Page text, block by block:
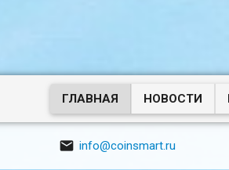
ГЛАВНАЯ НОВОСТИ
 info@coinsmart.ru